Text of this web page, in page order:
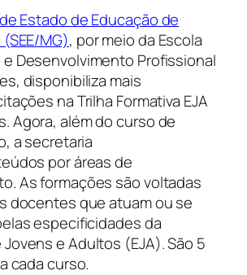
Estado de Educação de
MG), por meio da Escola
e Desenvolvimento Profissional
disponibiliza mais
na Trilha Formativa EJA
Agora, além do curso de
a secretaria
por áreas de
As formações são voltadas
docentes que atuam ou se
especificidades da
e Adultos (EJA). São 5
cada curso.